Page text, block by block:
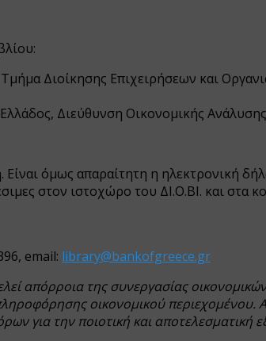
Διοίκησης Επιχειρήσεων και
Διεύθυνση Οικονομικής
Είναι όμως απαραίτητη η ηλεκτρονική
στον ιστοχώρο του ΔΙ.Ο.ΒΙ. και στα
email: library@bankofgreece.gr
απόρροια της συνεργασίας
οικονομικού περιεχομένου.
για την ποιοτική και αποτελεσματική